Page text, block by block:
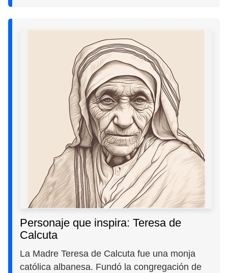
Personaje que inspira: Teresa de
Calcuta
La Madre Teresa de Calcuta fue una monja
católica albanesa. Fundó la congregación de